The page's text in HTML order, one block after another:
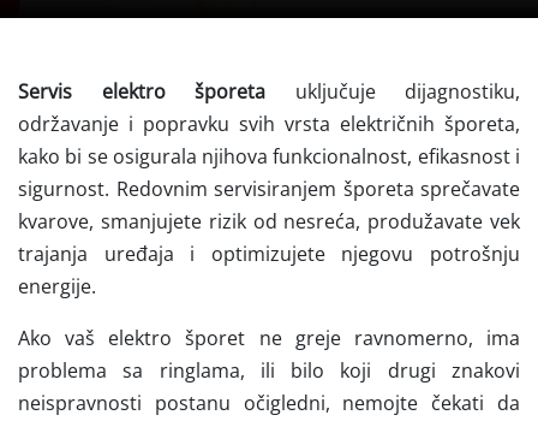
Servis elektro šporeta uključuje dijagnostiku,
održavanje i popravku svih vrsta električnih šporeta,
kako bi se osigurala njihova funkcionalnost, efikasnost i
sigurnost. Redovnim servisiranjem šporeta sprečavate
kvarove, smanjujete rizik od nesreća, produžavate vek
trajanja uređaja i optimizujete njegovu potrošnju
energije.
Ako vaš elektro šporet ne greje ravnomerno, ima
problema sa ringlama, ili bilo koji drugi znakovi
neispravnosti postanu očigledni, nemojte čekati da